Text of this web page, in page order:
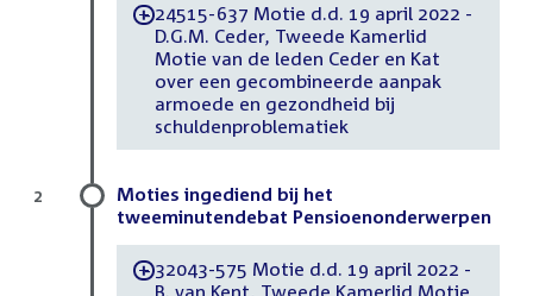
-24515-637 Motie d.d. 19 april 2022 -
D.G.M. Ceder, Tweede Kamerlid
Motie van de leden Ceder en Kat
over een gecombineerde aanpak
armoede en gezondheid bij
schuldenproblematiek
Moties ingediend bij het
tweeminutendebat Pensioenonderwerpen
-32043-575 Motie d.d. 19 april 2022 -
B. van Kent, Tweede Kamerlid Motie
2